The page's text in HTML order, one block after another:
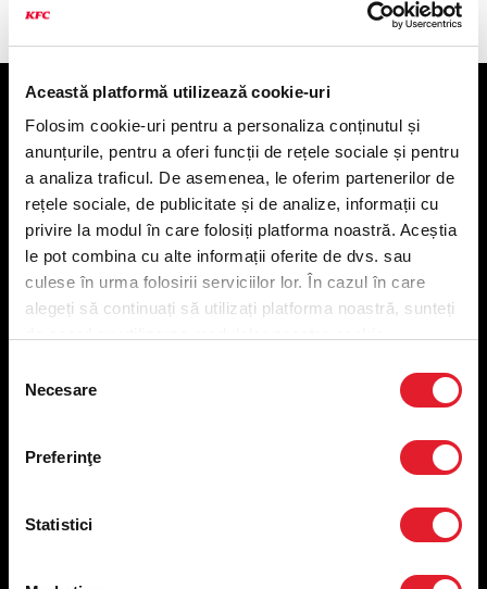
Această platformă utilizează cookie-uri
Folosim cookie-uri pentru a personaliza conținutul și
anunțurile, pentru a oferi funcții de rețele sociale și pentru
a analiza traficul. De asemenea, le oferim partenerilor de
rețele sociale, de publicitate și de analize, informații cu
privire la modul în care folosiți platforma noastră. Aceștia
le pot combina cu alte informații oferite de dvs. sau
culese în urma folosirii serviciilor lor. În cazul în care
alegeți să continuați să utilizați platforma noastră, sunteți
consimțământului
Necesare
Preferinţe
Statistici
KFC
Meniu livrare
Meniu ridicare
Nutriționale și Alergeni
Abonare Newsletter
Contact
Utile
Politica privind prelucrarea datelor
Condiții de desfășurare „Descarcă KFC APP”